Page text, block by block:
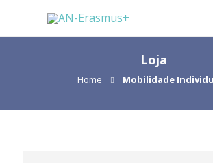
Loja
Home
Mobilidade